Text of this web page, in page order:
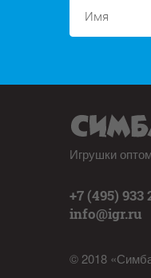
Игрушки оптом
+7 (495) 933
info@igr.ru
© 2018